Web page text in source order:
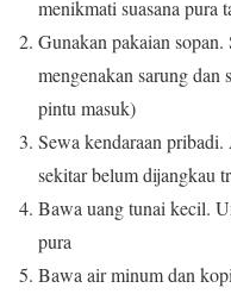
menikmati suasana pura
Gunakan pakaian
mengenakan sarung dan
pintu masuk)
Sewa kendaraan
sekitar belum dijangkau
Bawa uang tunai kecil.
pura
Bawa air minum dan